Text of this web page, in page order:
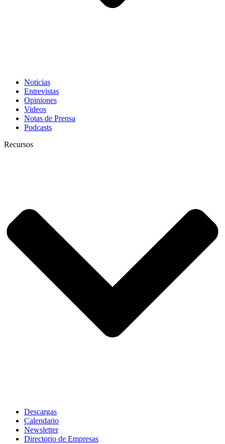
Noticias
Entrevistas
Opiniones
Videos
Notas de Prensa
Podcasts
Recursos
Descargas
Calendario
Newsletter
Directorio de Empresas